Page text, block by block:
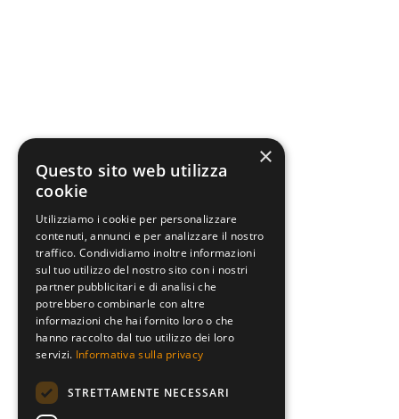
×
Questo sito web utilizza
cookie
Utilizziamo i cookie per personalizzare
contenuti, annunci e per analizzare il nostro
traffico. Condividiamo inoltre informazioni
sul tuo utilizzo del nostro sito con i nostri
partner pubblicitari e di analisi che
potrebbero combinarle con altre
informazioni che hai fornito loro o che
hanno raccolto dal tuo utilizzo dei loro
servizi. Informativa sulla privacy
STRETTAMENTE NECESSARI